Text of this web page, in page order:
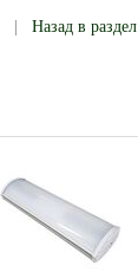
|Назад в раздел